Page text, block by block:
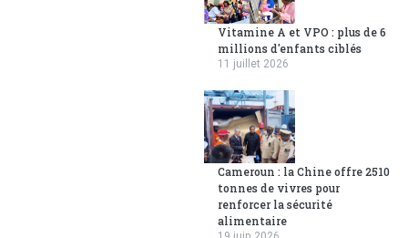
Vitamine A et VPO : plus de 6
millions d'enfants ciblés
11 juillet 2026
Cameroun : la Chine offre 2510
tonnes de vivres pour
renforcer la sécurité
alimentaire